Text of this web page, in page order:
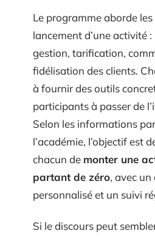
Le programme aborde
lancement d’une activité
gestion, tarification,
fidélisation des clients.
à fournir des outils
participants à passer de
Selon les informations
l’académie, l’objectif est
chacun de monter une
partant de zéro, avec
personnalisé et un suivi
Si le discours peut